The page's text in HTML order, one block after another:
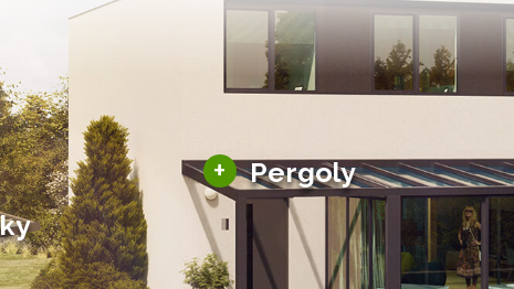
+ Pergoly
Hliníkové pergoly
Bioklimatické pergoly
Altány a zastrešenie
Solárne pergoly
pre auto